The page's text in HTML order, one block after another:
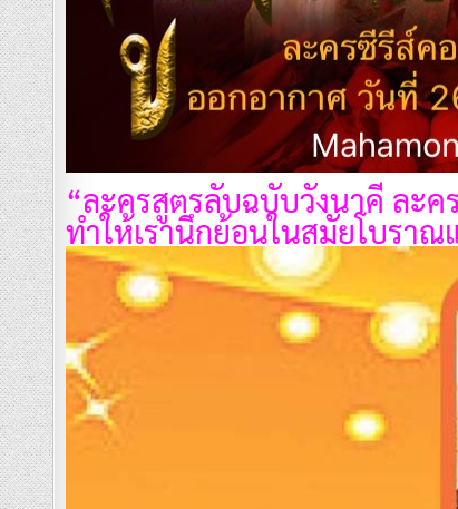
“ละครสูตรลับฉบับวังนาคี ละค
ทำให้เรานึกย้อนในสมัยโบรา